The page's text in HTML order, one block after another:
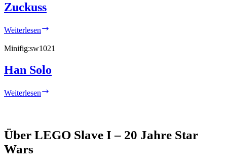
Zuckuss
Weiterlesen
Minifig:sw1021
Han Solo
Weiterlesen
Über LEGO Slave I – 20 Jahre Star
Wars